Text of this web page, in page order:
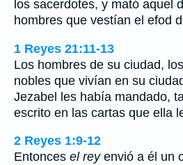
los sacerdotes, y mató aquel
hombres que vestían el efod
1 Reyes 21:11-13
Los hombres de su ciudad,
nobles que vivían en su
Jezabel les había mandado,
escrito en las cartas que ella
2 Reyes 1:9-12
Entonces el reyenvió a él un